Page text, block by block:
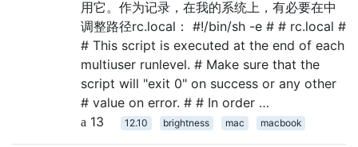
用它。作为记录，在我的系统上，有必要在中
调整路径rc.local： #!/bin/sh -e # # rc.local #
# This script is executed at the end of each
multiuser runlevel. # Make sure that the
script will "exit 0" on success or any other
# value on error. # # In order …
13
12.10 brightness mac macbook